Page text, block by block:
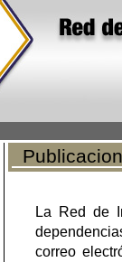
La Red de
correo